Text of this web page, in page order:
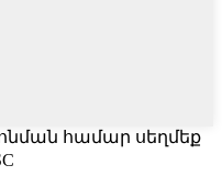
համար սեղմեք